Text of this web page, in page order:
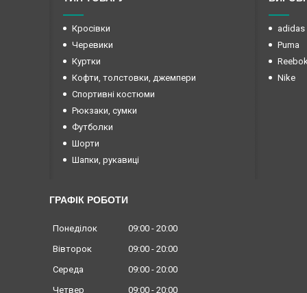
Кросівки
Черевики
Куртки
Кофти, толстовки, джемпери
Спортивні костюми
Рюкзаки, сумки
Футболки
Шорти
Шапки, рукавиці
adidas
Puma
Nike
ГРАФІК РОБОТИ
Понеділок 09:00
20:00
Вівторок
09:00
20:00
Середа
09:00
20:00
Четвер
09:00 20:00